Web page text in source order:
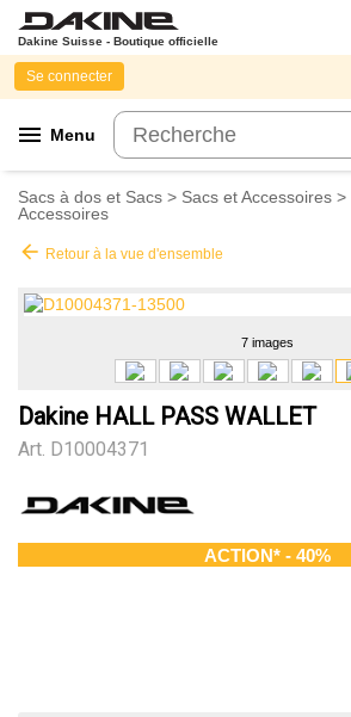
Dakine Suisse - Boutique officielle
menu Menu
Se connecter
Sacs à dos et Sacs > Sacs et Accessoires >
Accessoires
arrow_back Retour à la vue d'ensemble
7 images
Dakine HALL PASS WALLET
Art. D10004371
ACTION* - 40%